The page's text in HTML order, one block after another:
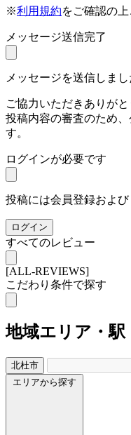
※利用規約をご確認の
メッセージ送信完了
メッセージを送信しまし
ご協力いただきありがと
投稿内容の審査のため
す。
ログインが必要です
投稿には会員登録およ
ログイン
すべてのレビュー
[ALL-REVIEWS]
こだわり条件で探す
地域エリア・駅
北杜市
エリアから探す